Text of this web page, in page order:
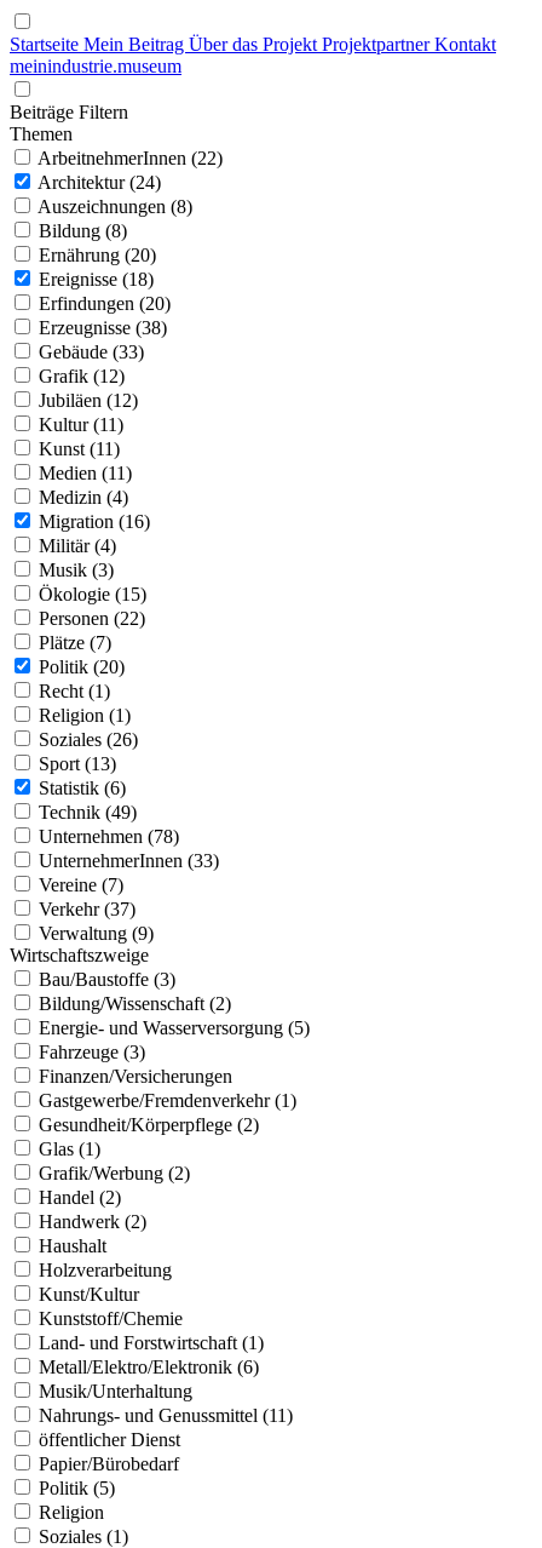
Startseite Mein Beitrag Über das Projekt ProjektpartnerKontakt
meinindustrie.museum
Beiträge Filtern
Themen
ArbeitnehmerInnen (22)
Architektur (24)
Auszeichnungen (8)
Bildung (8)
Ernährung (20)
Ereignisse (18)
Erfindungen (20)
Erzeugnisse (38)
Gebäude (33)
Grafik (12)
Jubiläen (12)
Kultur (11)
Kunst (11)
Medien (11)
Medizin (4)
Migration (16)
Militär (4)
Musik (3)
Ökologie (15)
Personen (22)
Plätze (7)
Politik (20)
Recht (1)
Religion (1)
Soziales (26)
Sport (13)
Statistik (6)
Technik (49)
Unternehmen (78)
UnternehmerInnen (33)
Vereine (7)
Verkehr (37)
Verwaltung (9)
Wirtschaftszweige
Bau/Baustoffe (3)
Bildung/Wissenschaft (2)
Energie- und Wasserversorgung (5)
Fahrzeuge (3)
Finanzen/Versicherungen
Gastgewerbe/Fremdenverkehr (1)
Gesundheit/Körperpflege (2)
Glas (1)
Grafik/Werbung (2)
Handel (2)
Handwerk (2)
Haushalt
Holzverarbeitung
Kunst/Kultur
Kunststoff/Chemie
Land- und Forstwirtschaft (1)
Metall/Elektro/Elektronik (6)
Musik/Unterhaltung
Nahrungs- und Genussmittel (11)
öffentlicher Dienst
Papier/Bürobedarf
Politik (5)
Religion
Soziales (1)